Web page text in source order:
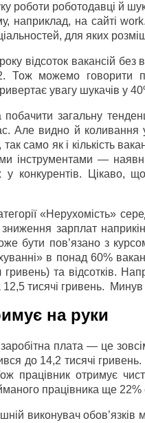
роботи роботодавці й
наприклад, на сайті
для яких
відсоток вакансій без
Тож можемо говорити
увагу шукачів
загальну
Але видно й коливання у
само як і кількість
інструментами —
конкурентів. Цікаво, що
«Нерухомість»
зниження зарплат
бути пов’язано з
в понад 60%
та відсотків.
12,5 тисячі гривень.
на руки
плата — це
до 14,2 тисячі
працівник отримує
працівника ще 22%
виконувач обов’язків